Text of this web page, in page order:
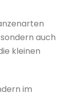
auch
kleinen
im